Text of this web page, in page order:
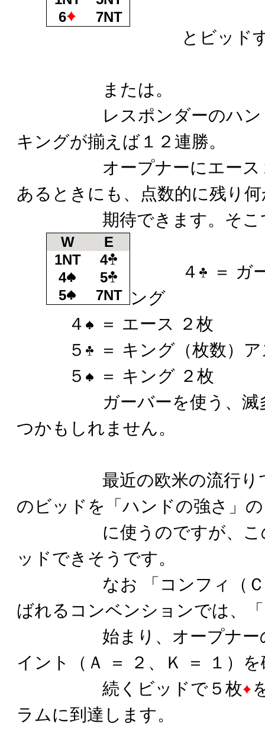
6
7NT
とビッドす
または。
レスポンダーのハンド
キングが揃えば１２連勝。
オープナーにエース２
あるときにも、点数的に残り
期待できます。そこ
W
E
1NT
4
4
5
5
7NT
４
＝ ガ
ング
４
＝ エース ２枚
５
＝ キング（枚数）
５
＝ キング ２枚
ガーバーを使う、滅多
つかもしれません。
最近の欧米の流行りで
のビッドを「ハンドの強さ」
に使うのですが、この
ッドできそうです。
なお 「コンフィ（ＣＯ
ばれるコンベンションでは、
始まり、オープナーの
イント（Ａ ＝ ２、Ｋ ＝ １）
続くビッドで５枚
ラムに到達します。